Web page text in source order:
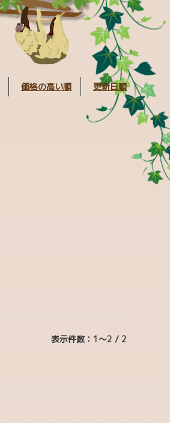
価格の高い順 更新日順
表示件数：1～2 / 2